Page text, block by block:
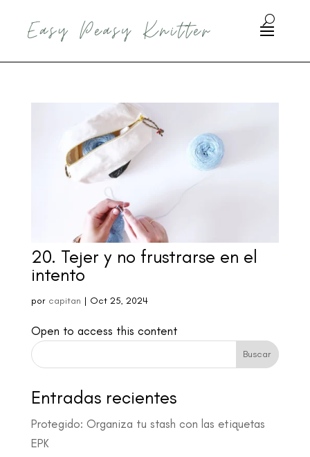
20. Tejer y no frustrarse en el
intento
por capitan | Oct 25, 2024
Open to access this content
Buscar
Entradas recientes
Protegido: Organiza tu stash con las etiquetas
EPK